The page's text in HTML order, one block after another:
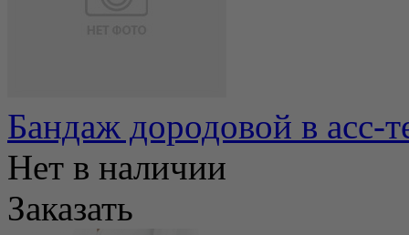
Бандаж дородовой в асс-
Нет в наличии
Заказать